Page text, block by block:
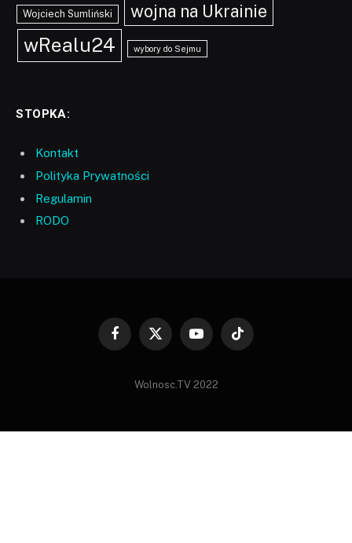
Wojciech Sumliński wojna na Ukrainie
wRealu24 wybory do Sejmu
STOPKA:
Kontakt
Polityka Prywatności
Regulamin
RODO
Facebook
X
YouTubeTikTok
Wolnosc.TV 2022